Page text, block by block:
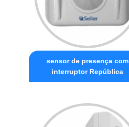
sensor de presença com
interruptor República